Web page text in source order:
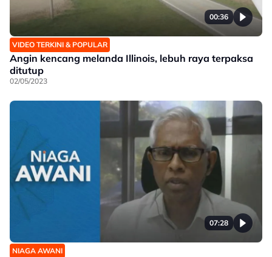
00:36
VIDEO TERKINI & POPULAR
Angin kencang melanda Illinois, lebuh raya terpaksa
ditutup
02/05/2023
07:28
NIAGA AWANI